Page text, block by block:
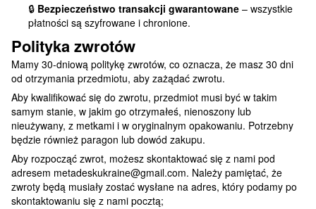
🔒 Bezpieczeństwo transakcji gwarantowane – wszystkie
płatności są szyfrowane i chronione.
Polityka zwrotów
Mamy 30-dniową politykę zwrotów, co oznacza, że masz 30 dni
od otrzymania przedmiotu, aby zażądać zwrotu.
Aby kwalifikować się do zwrotu, przedmiot musi być w takim
samym stanie, w jakim go otrzymałeś, nienoszony lub
nieużywany, z metkami i w oryginalnym opakowaniu. Potrzebny
będzie również paragon lub dowód zakupu.
Aby rozpocząć zwrot, możesz skontaktować się z nami pod
adresem metadeskukraine@gmail.com. Należy pamiętać, że
zwroty będą musiały zostać wysłane na adres, który podamy po
skontaktowaniu się z nami pocztą;